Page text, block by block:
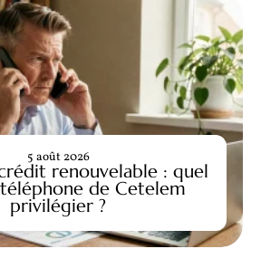
renouvelable : quel
de Cetelem
privilégier ?
5 août 2026